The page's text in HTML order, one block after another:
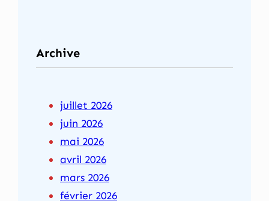
Archive
juillet 2026
juin 2026
mai 2026
avril 2026
mars 2026
février 2026